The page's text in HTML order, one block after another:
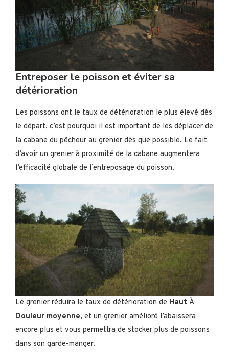
Entreposer le poisson et éviter sa
détérioration
Les poissons ont le taux de détérioration le plus élevé dès
le départ, c’est pourquoi il est important de les déplacer de
la cabane du pêcheur au grenier dès que possible. Le fait
d’avoir un grenier à proximité de la cabane augmentera
l’efficacité globale de l’entreposage du poisson.
Le grenier réduira le taux de détérioration de Haut À
Douleur moyenne, et un grenier amélioré l’abaissera
encore plus et vous permettra de stocker plus de poissons
dans son garde-manger.